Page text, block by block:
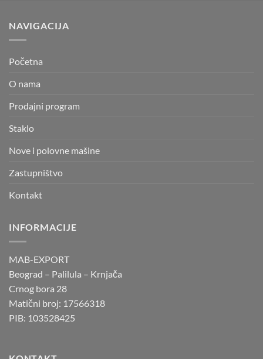
NAVIGACIJA
Početna
O nama
Prodajni program
Staklo
Nove i polovne mašine
Zastupništvo
Kontakt
INFORMACIJE
MAB-EXPORT
Beograd – Palilula – Krnjača
Crnog bora 28
Matični broj: 17566318
PIB: 103528425